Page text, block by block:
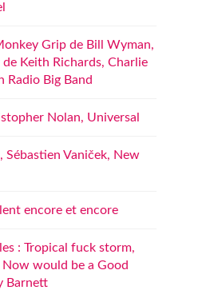
Grip de Bill Wyman,
Keith Richards, Charlie
Radio Big Band
Nolan, Universal
Sébastien Vaniček, New
encore et encore
: Tropical fuck storm,
would be a Good
Barnett